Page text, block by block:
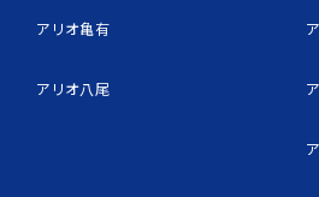
アリオ亀有
アリオ八尾